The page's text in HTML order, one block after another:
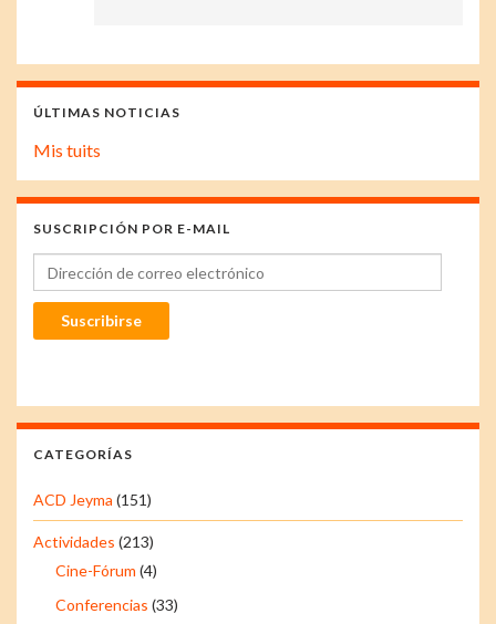
ÚLTIMAS NOTICIAS
Mis tuits
SUSCRIPCIÓN POR E-MAIL
Dirección de correo electrónico
Suscribirse
CATEGORÍAS
ACD Jeyma (151)
Actividades (213)
Cine-Fórum (4)
Conferencias (33)